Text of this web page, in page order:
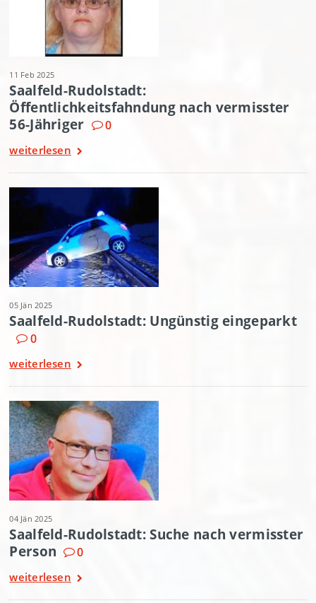
11 Feb 2025
Saalfeld-Rudolstadt:
Öffentlichkeitsfahndung nach vermisster
56-Jähriger
0
weiterlesen
05 Jän 2025
Saalfeld-Rudolstadt: Ungünstig eingeparkt
0
weiterlesen
04 Jän 2025
Saalfeld-Rudolstadt: Suche nach vermisster
Person
0
weiterlesen